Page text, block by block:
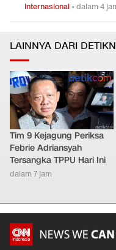
Internasional •dalam 4
LAINNYA DARI
Tim 9 Kejagung Periksa
Febrie Adriansyah
Tersangka TPPU Hari Ini
dalam 7 jam